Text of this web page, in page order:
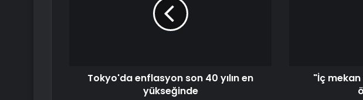
Tokyo'da enflasyon son 40 yılın en
yükseğinde
"İç mekan